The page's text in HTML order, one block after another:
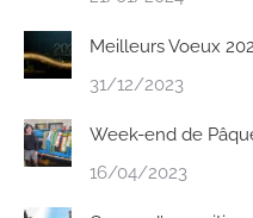
Meilleurs Voeux
31/12/2023
Week-end de
16/04/2023